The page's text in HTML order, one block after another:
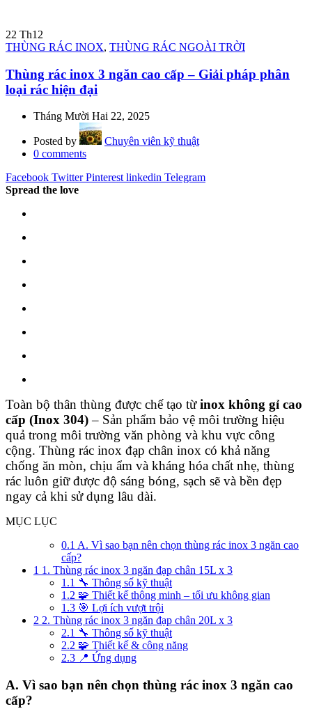
22 Th12
THÙNG RÁC INOX, THÙNG RÁC NGOÀI TRỜI
Thùng rác inox 3 ngăn cao cấp – Giải pháp phân
loại rác hiện đại
Tháng Mười Hai 22, 2025
Posted by
Chuyên viên kỹ thuật
0 comments
Facebook Twitter Pinterest linkedin Telegram
Spread the love
Toàn bộ thân thùng được chế tạo từinox không gỉ cao
cấp (Inox 304)– Sản phẩm bảo vệ môi trường hiệu
quả trong môi trường văn phòng và khu vực công
cộng. Thùng rác inox đạp chân inox có khả năng
chống ăn mòn, chịu ẩm và kháng hóa chất nhẹ, thùng
rác luôn giữ được độ sáng bóng, sạch sẽ và bền đẹp
ngay cả khi sử dụng lâu dài.
MỤC LỤC
0.1 A. Vì sao bạn nên chọn thùng rác inox 3 ngăn cao
cấp?
1 1. Thùng rác inox 3 ngăn đạp chân 15L x 3
1.1 🔧 Thông số kỹ thuật
1.2 🧩 Thiết kế thông minh – tối ưu không gian
1.3 🎯 Lợi ích vượt trội
2 2. Thùng rác inox 3 ngăn đạp chân 20L x 3
2.1 🔧 Thông số kỹ thuật
2.2 🧩 Thiết kế & công năng
2.3 📍 Ứng dụng
A. Vì sao bạn nên chọn thùng rác inox 3 ngăn cao
cấp?